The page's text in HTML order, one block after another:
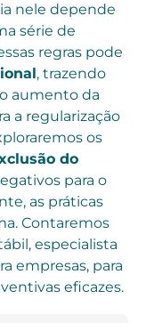
nele depende
série de
regras pode
, trazendo
aumento da
a regularização
os
do
para o
as práticas
Contaremos
especialista
empresas, para
eficazes.